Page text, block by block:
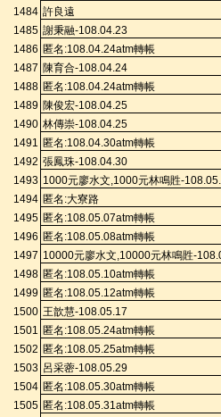
1484 許良遠
1485 謝秉融-108.04.23
1486 匿名 :108.04.24atm轉帳
1487 陳育合-108.04.24
1488 匿名 :108.04.24atm轉帳
1489 陳俊宏-108.04.25
1490 林傳崇-108.04.25
1491 匿名 :108.04.30atm轉帳
1492 張鳳珠-108.04.30
1493 1000元廖水文,1000元林鳴貹-
1494 匿名 :大寮路
1495 匿名 :108.05.07atm轉帳
1496 匿名 :108.05.08atm轉帳
1497 10000元廖水文,10000元林鳴貹-
1498 匿名 :108.05.10atm轉帳
1499 匿名 :108.05.12atm轉帳
1500 王歆慧-108.05.17
1501 匿名 :108.05.24atm轉帳
1502 匿名 :108.05.25atm轉帳
1503 呂采蔤-108.05.29
1504 匿名 :108.05.30atm轉帳
1505 匿名 :108.05.31atm轉帳